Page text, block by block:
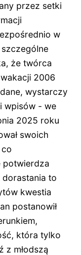
przez setki
w
że twórca
2006
wystarczy
wpisów - we
2025 roku
swoich
potwierdza
dorastania to
kwestia
postanowił
która tylko
z młodszą